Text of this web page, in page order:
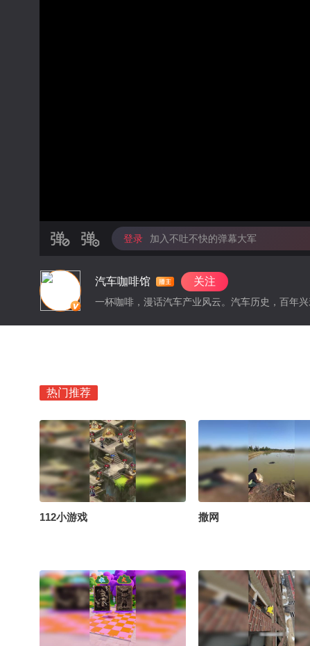
登录 加入不吐不快的弹幕大军
汽车咖啡馆 关注
一杯咖啡，漫话汽车产业风云。汽车历史，百年
热门推荐
112小游戏 撒网